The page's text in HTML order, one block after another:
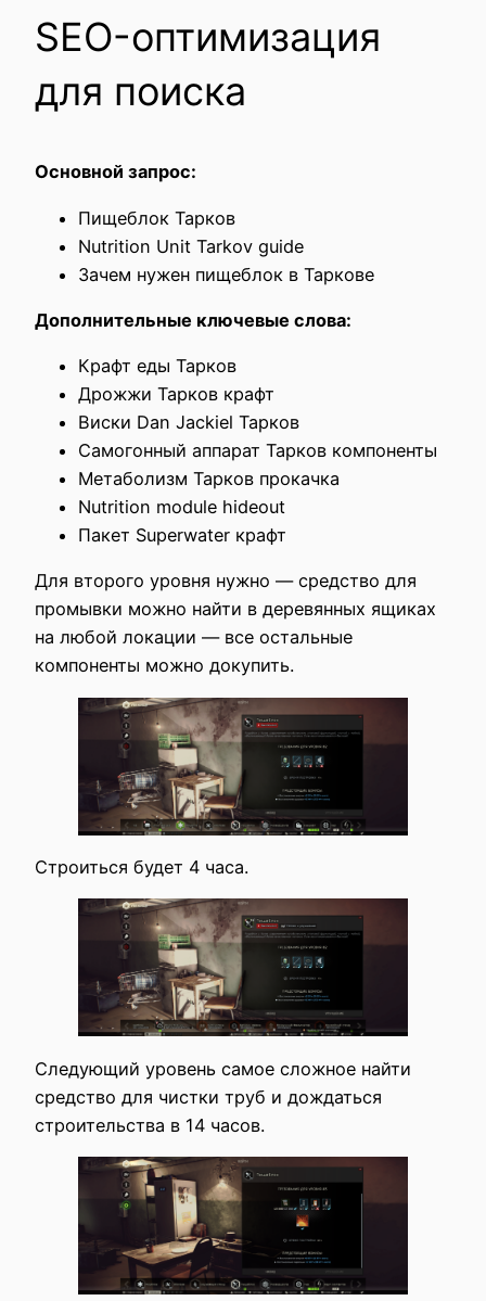
SEO-оптимизация
для поиска
Основной запрос:
Пищеблок Тарков
Nutrition Unit Tarkov guide
Зачем нужен пищеблок в Таркове
Дополнительные ключевые слова:
Крафт еды Тарков
Дрожжи Тарков крафт
Виски Dan Jackiel Тарков
Самогонный аппарат Тарков компоненты
Метаболизм Тарков прокачка
Nutrition module hideout
Пакет Superwater крафт
Для второго уровня нужно — средство для
промывки можно найти в деревянных ящиках
на любой локации — все остальные
компоненты можно докупить.
Строиться будет 4 часа.
Следующий уровень самое сложное найти
средство для чистки труб и дождаться
строительства в 14 часов.